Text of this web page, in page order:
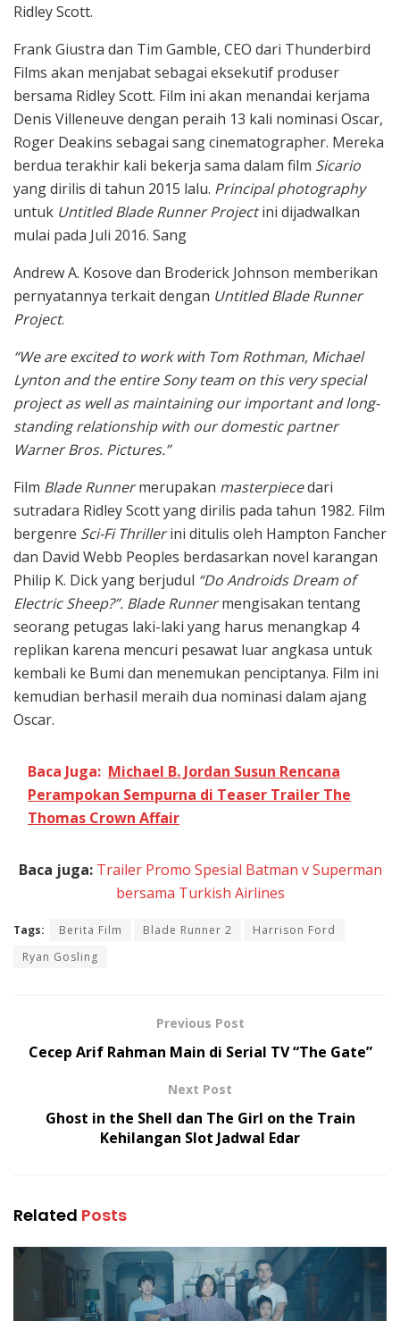
Ridley Scott.
Frank Giustra dan Tim Gamble, CEO dari Thunderbird
Films akan menjabat sebagai eksekutif produser
bersama Ridley Scott. Film ini akan menandai kerjama
Denis Villeneuve dengan peraih 13 kali nominasi Oscar,
Roger Deakins sebagai sang cinematographer. Mereka
berdua terakhir kali bekerja sama dalam film Sicario
yang dirilis di tahun 2015 lalu. Principal photography
untuk Untitled Blade Runner Projectini dijadwalkan
mulai pada Juli 2016. Sang
Andrew A. Kosove dan Broderick Johnson memberikan
pernyatannya terkait dengan Untitled Blade Runner
Project.
“We are excited to work with Tom Rothman, Michael
Lynton and the entire Sony team on this very special
project as well as maintaining our important and long-
standing relationship with our domestic partner
Warner Bros. Pictures.”
Film Blade Runnermerupakan masterpiecedari
sutradara Ridley Scott yang dirilis pada tahun 1982. Film
bergenre Sci-Fi Thrillerini ditulis oleh Hampton Fancher
dan David Webb Peoples berdasarkan novel karangan
Philip K. Dick yang berjudul “Do Androids Dream of
Electric Sheep?”. Blade Runnermengisakan tentang
seorang petugas laki-laki yang harus menangkap 4
replikan karena mencuri pesawat luar angkasa untuk
kembali ke Bumi dan menemukan penciptanya. Film ini
kemudian berhasil meraih dua nominasi dalam ajang
Oscar.
Baca Juga: Michael B. Jordan Susun Rencana
Perampokan Sempurna di Teaser Trailer The
Thomas Crown Affair
Baca juga: Trailer Promo Spesial Batman v Superman
bersama Turkish Airlines
Tags: Berita Film Blade Runner 2
Harrison Ford
Ryan Gosling
Previous Post
Cecep Arif Rahman Main di Serial TV “The Gate”
Next Post
Ghost in the Shell dan The Girl on the Train
Kehilangan Slot Jadwal Edar
Related Posts